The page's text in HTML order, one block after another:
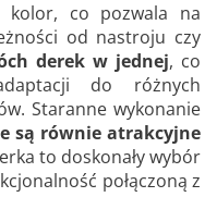
co pozwala na
od nastroju czy
derek w jednej, co
do różnych
Staranne wykonanie
są równie atrakcyjne
to doskonały wybór
połączoną z